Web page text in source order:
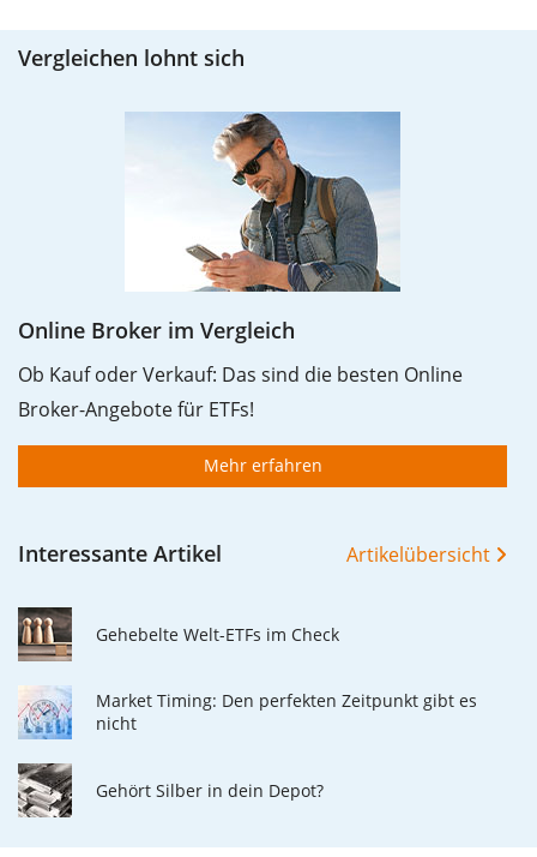
-50%.
Die Wertentwicklungsangaben für ETFs beinhalten
Ausschüttungen (falls vorhanden).
Vergleichen lohnt sich
Online Broker im Vergleich
Ob Kauf oder Verkauf: Das sind die besten Online
Broker-Angebote für ETFs!
Mehr erfahren
Interessante Artikel Artikelübersicht
Gehebelte Welt-ETFs im Check
Market Timing: Den perfekten Zeitpunkt gibt es
nicht
Gehört Silber in dein Depot?